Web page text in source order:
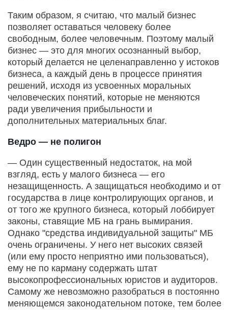
Таким образом, я считаю, что малый бизнес
позволяет оставаться человеку более
свободным, более человечным. Поэтому малый
бизнес — это для многих осознанный выбор,
который делается не целенаправленно у истоков
бизнеса, а каждый день в процессе принятия
решений, исходя из усвоенных моральных
человеческих понятий, которые не меняются
ради увеличения прибыльности и
дополнительных материальных благ.
Ведро — не полигон
— Один существенный недостаток, на мой
взгляд, есть у малого бизнеса — его
незащищенность. А защищаться необходимо и от
государства в лице контролирующих органов, и
от того же крупного бизнеса, который лоббирует
законы, ставящие МБ на грань вымирания.
Однако "средства индивидуальной защиты" МБ
очень ограничены. У него нет высоких связей
(или ему просто неприятно ими пользоваться),
ему не по карману содержать штат
высокопрофессиональных юристов и аудиторов.
Самому же невозможно разобраться в постоянно
меняющемся законодательном потоке, тем более